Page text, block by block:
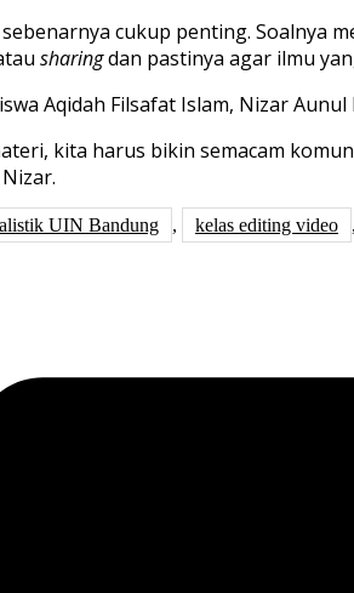
cukup penting. Soalnya
sharingdan pastinya agar ilmu
Aqidah Filsafat Islam, Nizar
kita harus bikin semacam
UIN Bandung , kelas editing video